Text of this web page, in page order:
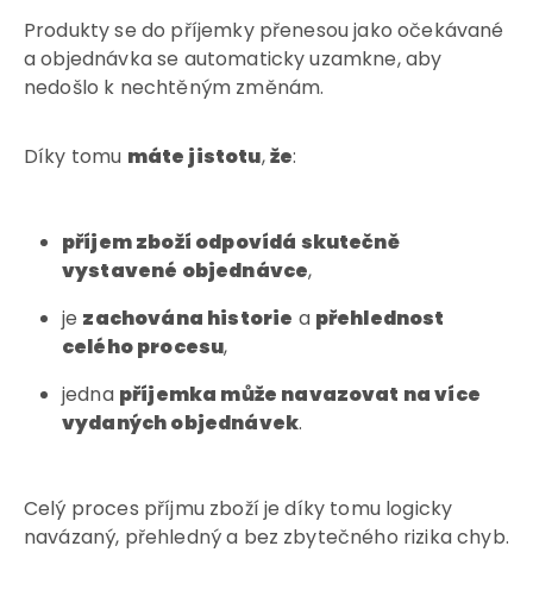
Produkty se do příjemky přenesou jako očekávané
a objednávka se automaticky uzamkne, aby
nedošlo k nechtěným změnám.
Díky tomu máte jistotu,že:
příjem zboží odpovídá skutečně
vystavené objednávce,
je zachována historie a přehlednost
celého procesu,
jedna příjemka může navazovat na více
vydaných objednávek.
Celý proces příjmu zboží je díky tomu logicky
navázaný, přehledný a bez zbytečného rizika chyb.